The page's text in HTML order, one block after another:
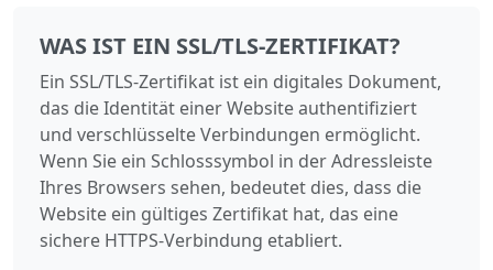
WAS IST EIN SSL/TLS-ZERTIFIKAT?
Ein SSL/TLS-Zertifikat ist ein digitales Dokument,
das die Identität einer Website authentifiziert
und verschlüsselte Verbindungen ermöglicht.
Wenn Sie ein Schlosssymbol in der Adressleiste
Ihres Browsers sehen, bedeutet dies, dass die
Website ein gültiges Zertifikat hat, das eine
sichere HTTPS-Verbindung etabliert.